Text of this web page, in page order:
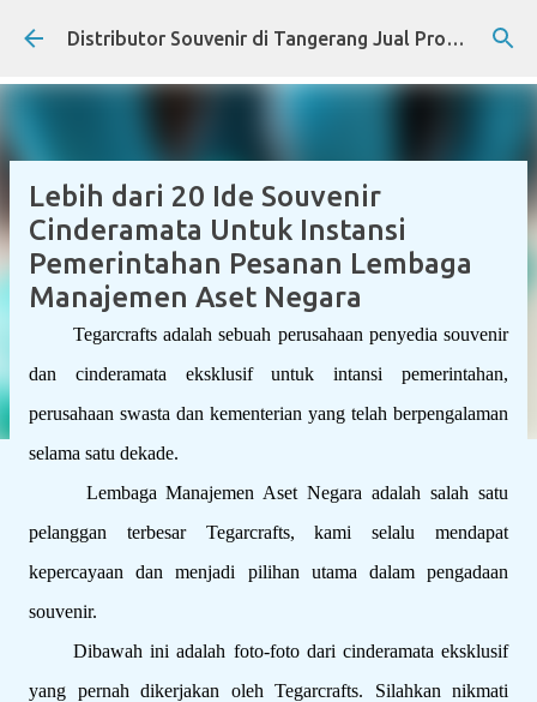
Skip to main content Distributor Souvenir di Tangerang Jual Produk Promosi Eksklusif Corporate dan Instansi Pemerintah
Lebih dari 20 Ide Souvenir
Cinderamata Untuk Instansi
Pemerintahan Pesanan Lembaga
Manajemen Aset Negara
Tegarcrafts adalah sebuah perusahaan penyedia souvenir
dan cinderamata eksklusif untuk intansi pemerintahan,
perusahaan swasta dan kementerian yang telah berpengalaman
selama satu dekade.
Lembaga Manajemen Aset Negara adalah salah satu
pelanggan terbesar Tegarcrafts, kami selalu mendapat
kepercayaan dan menjadi pilihan utama dalam pengadaan
souvenir.
Dibawah ini adalah foto-foto dari cinderamata eksklusif
yang pernah dikerjakan oleh Tegarcrafts. Silahkan nikmati